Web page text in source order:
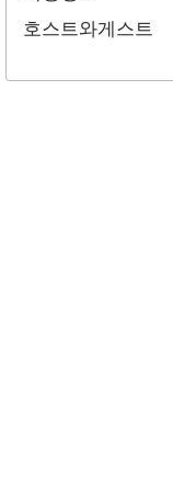
호스트와게스트